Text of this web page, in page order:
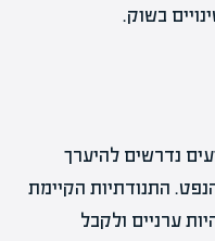
בשוק.
נדרשים להיערך
התנודתיות הקיימת
ערניים ולקבל